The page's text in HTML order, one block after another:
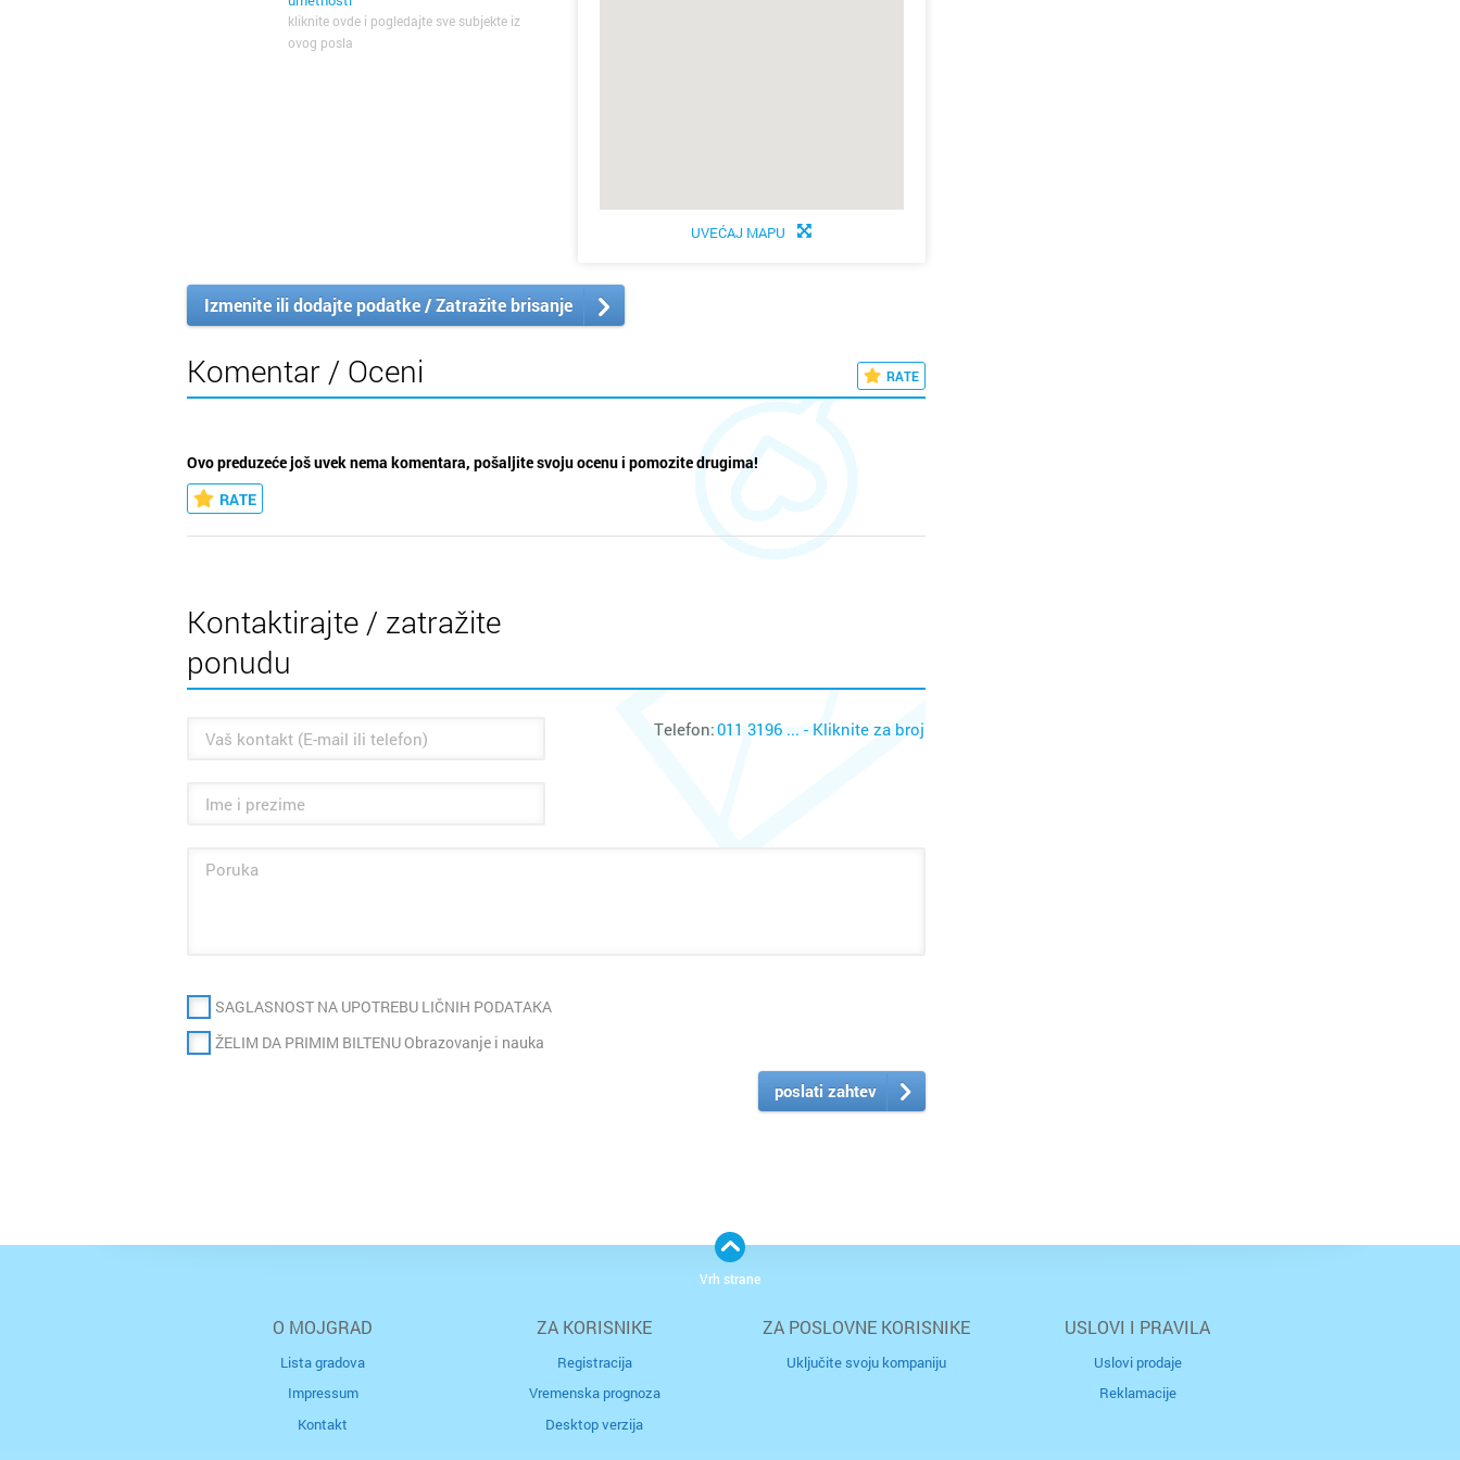
kliknite ovde i pogledajte sve subjekte iz
ovog posla
UVEĆAJ MAPU
Izmenite ili dodajte podatke / Zatražite brisanje
Komentar / Oceni RATE
Ovo preduzeće još uvek nema komentara, pošaljite svoju ocenu i pomozite drugima!
RATE
Kontaktirajte / zatražite
ponudu
Telefon:011 3196 ... - Kliknite za broj
SAGLASNOST NA UPOTREBU LIČNIH PODATAKA
ŽELIM DA PRIMIM BILTENU Obrazovanje i nauka
poslati zahtev
O MOJGRAD
Lista gradova
Impressum
Kontakt
ZA KORISNIKE
Registracija
Vremenska prognoza
Desktop verzija
ZA POSLOVNE KORISNIKE
Uključite svoju kompaniju
USLOVI I PRAVILA
Uslovi prodaje
Reklamacije
Vrh strane